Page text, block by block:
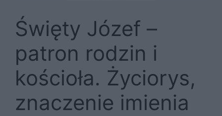
Święty Józef –
patron rodzin i
kościoła. Życiorys,
znaczenie imienia